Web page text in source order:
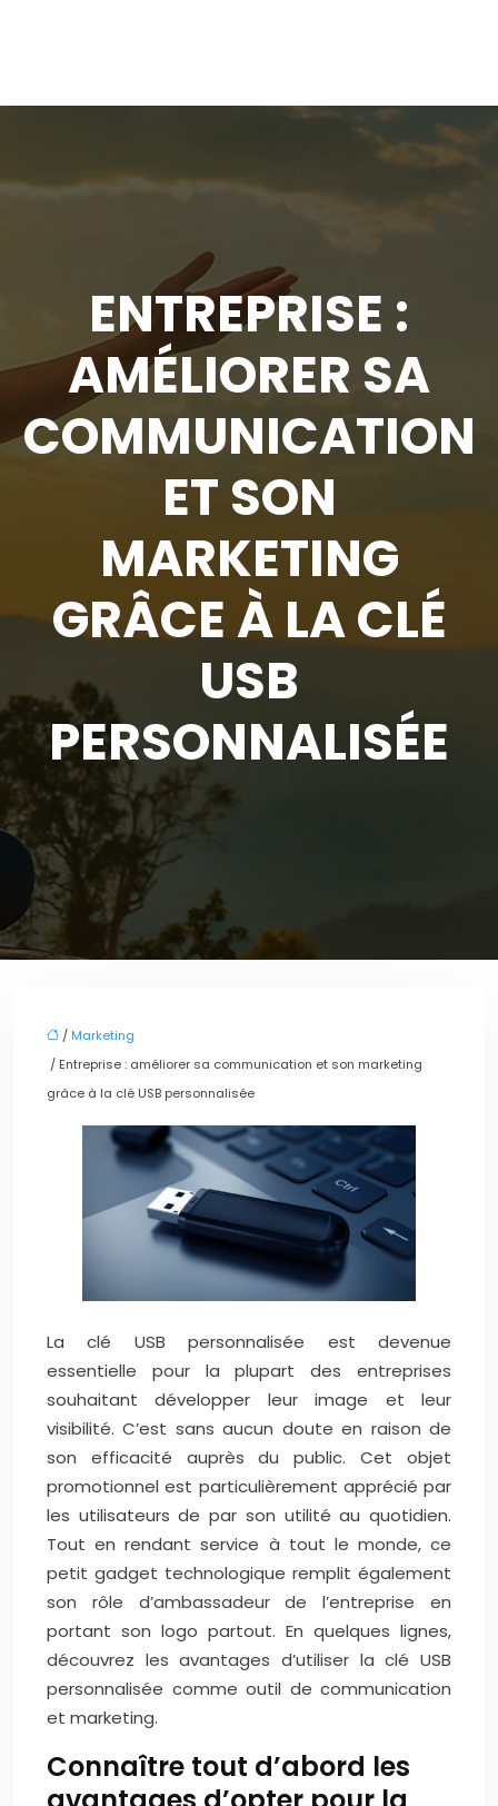
ENTREPRISE :
AMÉLIORER SA
COMMUNICATION
ET SON
MARKETING
GRÂCE À LA CLÉ
USB
PERSONNALISÉE
/ Marketing
/ Entreprise : améliorer sa communication et son marketing
grâce à la clé USB personnalisée
La clé USB personnalisée est devenue
essentielle pour la plupart des entreprises
souhaitant développer leur image et leur
visibilité. C’est sans aucun doute en raison de
son efficacité auprès du public. Cet objet
promotionnel est particulièrement apprécié par
les utilisateurs de par son utilité au quotidien.
Tout en rendant service à tout le monde, ce
petit gadget technologique remplit également
son rôle d’ambassadeur de l’entreprise en
portant son logo partout. En quelques lignes,
découvrez les avantages d’utiliser la clé USB
personnalisée comme outil de communication
et marketing.
Connaître tout d’abord les